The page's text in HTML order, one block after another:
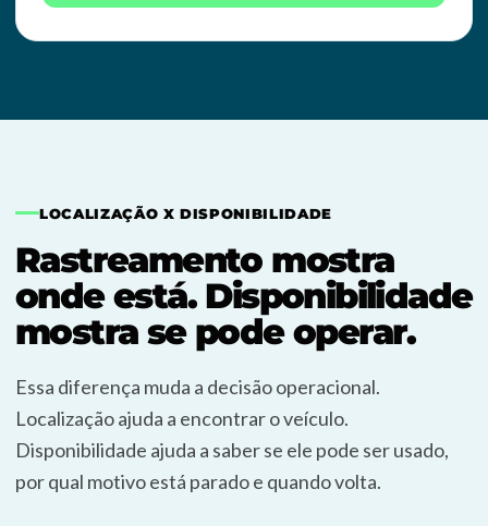
LOCALIZAÇÃO X DISPONIBILIDADE
Rastreamento mostra
onde está. Disponibilidade
mostra se pode operar.
Essa diferença muda a decisão operacional.
Localização ajuda a encontrar o veículo.
Disponibilidade ajuda a saber se ele pode ser usado,
por qual motivo está parado e quando volta.